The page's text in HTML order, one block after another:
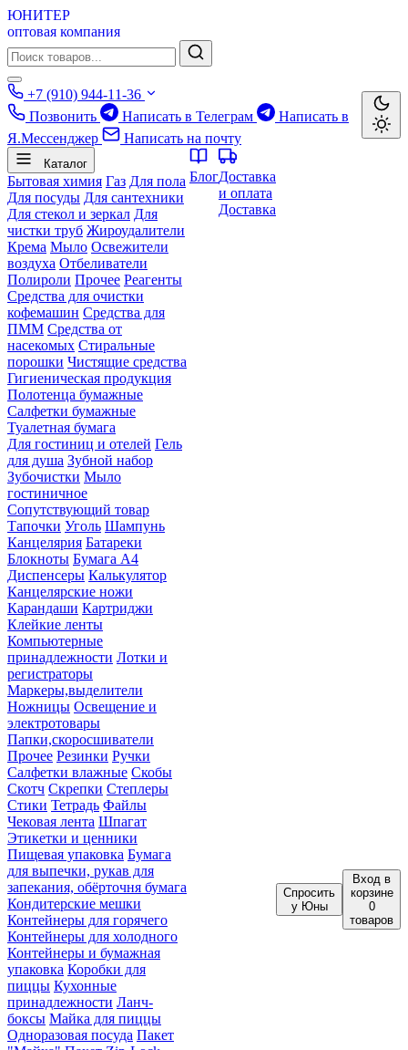
ЮНИТЕР
оптовая компания
+7 (910) 944-11-36
Позвонить
Написать в Телеграм
Написать в
Я.Мессенджер
Написать на почту
Каталог
Бытовая химия Газ Для пола
Для посуды Для сантехники
Для стекол и зеркал Для
чистки труб Жироудалители
Крема Мыло Освежители
воздуха Отбеливатели
Полироли Прочее Реагенты
Средства для очистки
кофемашин Средства для
ПММ Средства от
насекомых Стиральные
порошки Чистящие средства
Гигиеническая продукция
Полотенца бумажные
Салфетки бумажные
Туалетная бумага
Для гостиниц и отелей Гель
для душа Зубной набор
Зубочистки Мыло
гостиничное
Сопутствующий товар
Тапочки Уголь Шампунь
Канцелярия Батареки
Блокноты Бумага А4
Диспенсеры Калькулятор
Канцелярские ножи
Карандаши Картриджи
Клейкие ленты
Компьютерные
принадлежности Лотки и
регистраторы
Маркеры,выделители
Ножницы Освещение и
электротовары
Папки,скоросшиватели
Прочее Резинки Ручки
Салфетки влажные Скобы
Скотч Скрепки Степлеры
Стики Тетрадь Файлы
Чековая лента Шпагат
Этикетки и ценники
Пищевая упаковка Бумага
для выпечки, рукав для
запекания, обёрточня бумага
Кондитерские мешки
Контейнеры для горячего
Контейнеры для холодного
Контейнеры и бумажная
упаковка Коробки для
пиццы Кухонные
принадлежности Ланч-
боксы Майка для пиццы
Одноразовая посуда Пакет
БлогДоставка
и оплата
Доставка
Спросить
у Юны
Вход в
корзине
0
товаров